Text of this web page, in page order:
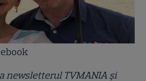
newsletterul TVMANIA și